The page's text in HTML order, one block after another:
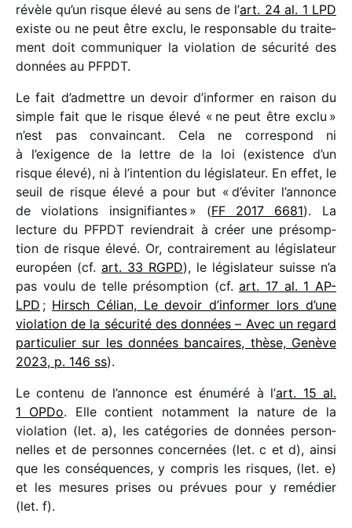
révèle qu’un risque élevé au sens de l’art. 24 al. 1 LPD
existe ou ne peut être exclu, le respon­sable du trai­te­
ment doit commu­ni­quer la viola­tion de sécu­rité des
données au PFPDT.
Le fait d’admettre un devoir d’in­for­mer en raison du
simple fait que le risque élevé « ne peut être exclu »
n’est pas convain­cant. Cela ne corres­pond ni
à l’exigence de la lettre de la loi (exis­tence d’un
risque élevé), ni à l’intention du légis­la­teur. En effet, le
seuil de risque élevé a pour but « d’éviter l’annonce
de viola­tions insi­gni­fiantes » (FF 2017 6681). La
lecture du PFPDT revien­drait à créer une présomp­
tion de risque élevé. Or, contrai­re­ment au légis­la­teur
euro­péen (cf. art. 33 RGPD), le légis­la­teur suisse n’a
pas voulu de telle présomp­tion (cf. art. 17 al. 1 AP-
LPD ; Hirsch Célian, Le devoir d’informer lors d’une
viola­tion de la sécu­rité des données – Avec un regard
parti­cu­lier sur les données bancaires, thèse, Genève
2023, p. 146 ss).
Le contenu de l’annonce est énuméré à l’art. 15 al.
1 OPDo. Elle contient notam­ment la nature de la
viola­tion (let. a), les caté­go­ries de données person­
nelles et de personnes concer­nées (let. c et d), ainsi
que les consé­quences, y compris les risques, (let. e)
et les mesures prises ou prévues pour y remé­dier
(let. f).